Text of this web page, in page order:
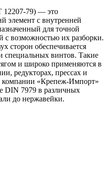
79) — это
элемент с внутренней
для точной
с возможностью их разборки.
сторон обеспечивается
винтов. Такие
и широко применяются в
редукторах, прессах и
компании «Крепеж-Импорт»
DIN 7979 в различных
до нержавейки.